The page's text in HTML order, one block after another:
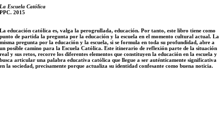
La Escuela Católica
PPC. 2015
La educación católica es, valga la perogrullada, educación. Por tanto, este libro tiene como
punto de partida la pregunta por la educación y la escuela en el momento cultural actual. La
misma pregunta por la educación y la escuela, si se formula en toda su profundidad, abre a
un posible camino para la Escuela Católica. Este itinerario de reflexión parte de la situación
real y sus retos, recorre los diferentes elementos que constituyen la educación en la escuela y
busca articular una palabra educativa católica que llegue a ser auténticamente significativa
en la sociedad, precisamente porque actualiza su identidad confesante como buena noticia.